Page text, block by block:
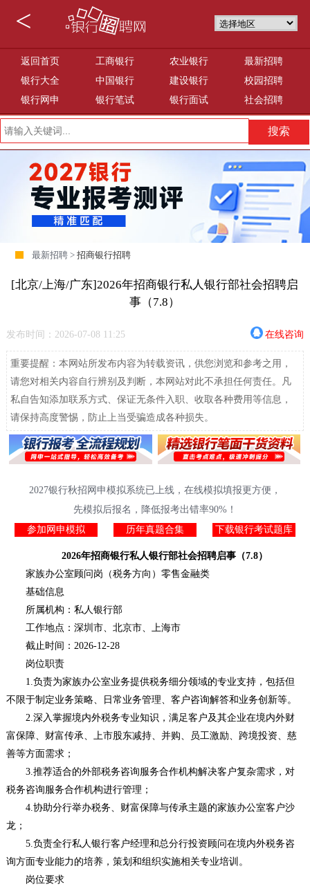
<
返回首页 工商银行 农业银行
最新招聘
银行大全
中国银行 建设银行
校园招聘
银行网申
银行笔试 银行面试 社会招聘
最新招聘 >招商银行招聘
[北京/上海/广东]2026年招商银行私人银行部社会招聘启
事（7.8）
发布时间：2026-07-08 11:25 在线咨询
重要提醒：本网站所发布内容为转载资讯，供您浏览和参考之用，
请您对相关内容自行辨别及判断，本网站对此不承担任何责任。凡
私自告知添加联系方式、保证无条件入职、收取各种费用等信息，
请保持高度警惕，防止上当受骗造成各种损失。
2027银行秋招网申模拟系统已上线，在线模拟填报更方便，
先模拟后报名，降低报考出错率90%！
参加网申模拟
历年真题合集 下载银行考试题库
2026年招商银行私人银行部社会招聘启事（7.8）
家族办公室顾问岗（税务方向）零售金融类
基础信息
所属机构：私人银行部
工作地点：深圳市、北京市、上海市
截止时间：2026-12-28
岗位职责
1.负责为家族办公室业务提供税务细分领域的专业支持，包括但
不限于制定业务策略、日常业务管理、客户咨询解答和业务创新等。
2.深入掌握境内外税务专业知识，满足客户及其企业在境内外财
富保障、财富传承、上市股东减持、并购、员工激励、跨境投资、慈
善等方面需求；
3.推荐适合的外部税务咨询服务合作机构解决客户复杂需求，对
税务咨询服务合作机构进行管理；
4.协助分行举办税务、财富保障与传承主题的家族办公室客户沙
龙；
5.负责全行私人银行客户经理和总分行投资顾问在境内外税务咨
询方面专业能力的培养，策划和组织实施相关专业培训。
岗位要求